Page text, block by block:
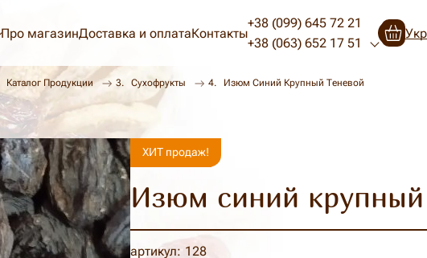
Про магазинДоставка и оплатаКонтакты
+38 (099) 645 72 21
+38 (063) 652 17 51
Укр
Каталог Продукции Сухофрукты Изюм Синий Крупный Теневой
ХИТ продаж!
Изюм синий крупный
артикул 128